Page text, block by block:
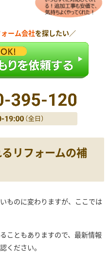
ーム会社を探したい／
リフォームの補
ものに変わりますが、ここでは
こともありますので、最新情報
ください。